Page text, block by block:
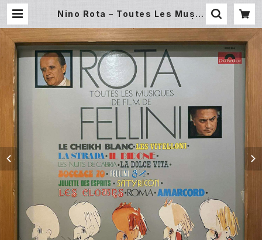
Nino Rota – Toutes Les Musiq
nderground Gallery Record St
ore